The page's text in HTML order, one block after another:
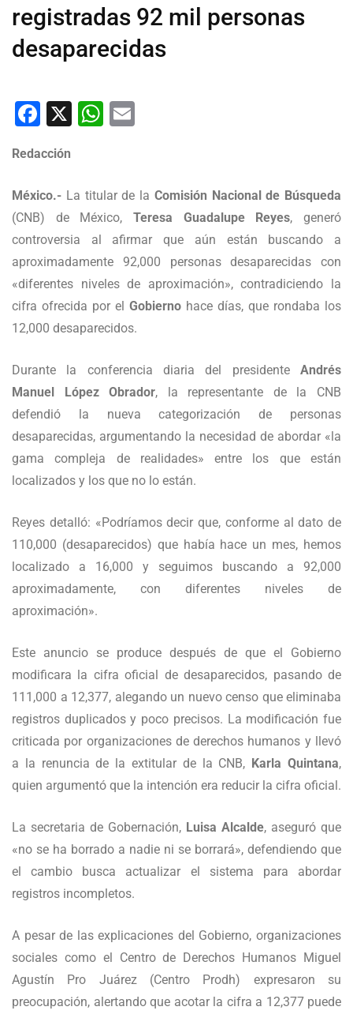
registradas 92 mil personas
desaparecidas
Facebook
X WhatsApp
Redacción
México.- La titular de la Comisión Nacional de Búsqueda
(CNB) de México, Teresa Guadalupe Reyes, generó
controversia al afirmar que aún están buscando a
aproximadamente 92,000 personas desaparecidas con
«diferentes niveles de aproximación», contradiciendo la
cifra ofrecida por el Gobierno hace días, que rondaba los
12,000 desaparecidos.
Durante la conferencia diaria del presidente Andrés
Manuel López Obrador, la representante de la CNB
defendió la nueva categorización de personas
desaparecidas, argumentando la necesidad de abordar «la
gama compleja de realidades» entre los que están
localizados y los que no lo están.
Reyes detalló: «Podríamos decir que, conforme al dato de
110,000 (desaparecidos) que había hace un mes, hemos
localizado a 16,000 y seguimos buscando a 92,000
aproximadamente, con diferentes niveles de
aproximación».
Este anuncio se produce después de que el Gobierno
modificara la cifra oficial de desaparecidos, pasando de
111,000 a 12,377, alegando un nuevo censo que eliminaba
registros duplicados y poco precisos. La modificación fue
criticada por organizaciones de derechos humanos y llevó
a la renuncia de la extitular de la CNB, Karla Quintana,
quien argumentó que la intención era reducir la cifra oficial.
La secretaria de Gobernación, Luisa Alcalde, aseguró que
«no se ha borrado a nadie ni se borrará», defendiendo que
el cambio busca actualizar el sistema para abordar
registros incompletos.
A pesar de las explicaciones del Gobierno, organizaciones
sociales como el Centro de Derechos Humanos Miguel
Agustín Pro Juárez (Centro Prodh) expresaron su
preocupación, alertando que acotar la cifra a 12,377 puede